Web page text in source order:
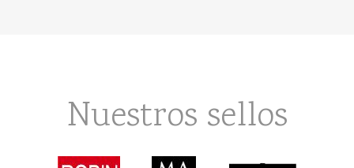
Nuestros sellos